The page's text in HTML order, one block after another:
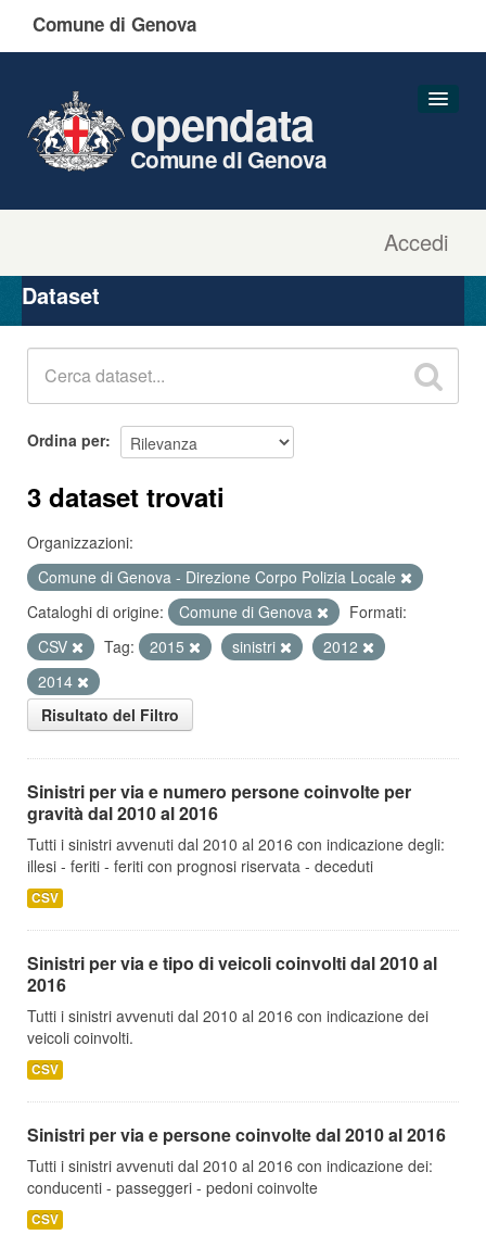
Comune di Genova
Accedi
opendata
Comune di Genova
Organizzazioni
Gruppi
Dataset
Ordina per
3 dataset trovati
Organizzazioni:
Comune di Genova - Direzione Corpo Polizia Locale
Cataloghi di origine:
Comune di Genova
Formati:
CSV
Tag: 2015 sinistri
2012
2014
Risultato del Filtro
Sinistri per via e numero persone coinvolte per
gravità dal 2010 al 2016
Tutti i sinistri avvenuti dal 2010 al 2016 con indicazione degli:
illesi - feriti - feriti con prognosi riservata - deceduti
CSV
Sinistri per via e tipo di veicoli coinvolti dal 2010 al
2016
Tutti i sinistri avvenuti dal 2010 al 2016 con indicazione dei
veicoli coinvolti.
CSV
Sinistri per via e persone coinvolte dal 2010 al 2016
Tutti i sinistri avvenuti dal 2010 al 2016 con indicazione dei:
conducenti - passeggeri - pedoni coinvolte
CSV